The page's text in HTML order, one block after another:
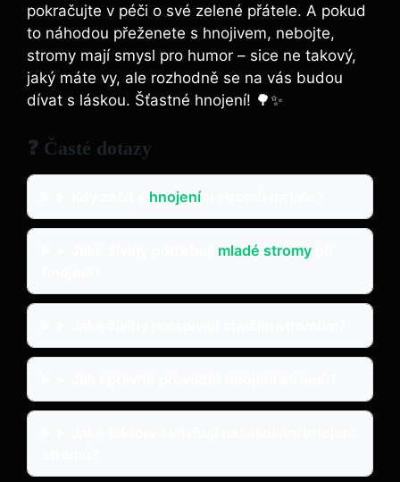
pokračujte v⁣ péči o své zelené přátele. A‌ pokud
to náhodou přeženete s hnojivem, nebojte,
stromy mají‍ smysl pro humor – sice​ ne takový,
jaký máte vy, ale rozhodně se na⁢ vás budou
dívat s láskou. Šťastné hnojení! 🌳✨
❓ Časté dotazy
hnojením stromů na jaře?
mladé stromy